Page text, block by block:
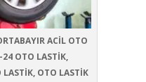
ACİL OTO
24 OTO LASTİK,
OTO LASTİK